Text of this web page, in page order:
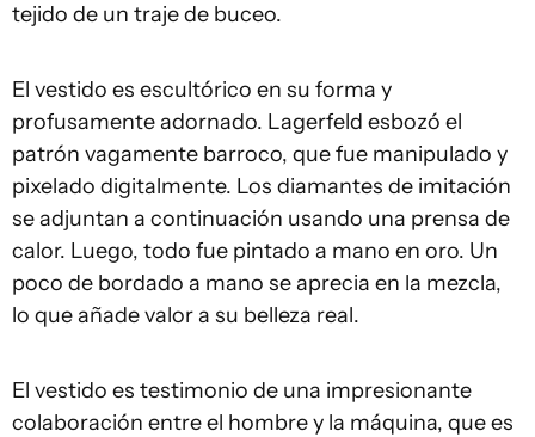
tejido de un traje de buceo.
El vestido es escultórico en su forma y
profusamente adornado. Lagerfeld esbozó el
patrón vagamente barroco, que fue manipulado y
pixelado digitalmente. Los diamantes de imitación
se adjuntan a continuación usando una prensa de
calor. Luego, todo fue pintado a mano en oro. Un
poco de bordado a mano se aprecia en la mezcla,
lo que añade valor a su belleza real.
El vestido es testimonio de una impresionante
colaboración entre el hombre y la máquina, que es